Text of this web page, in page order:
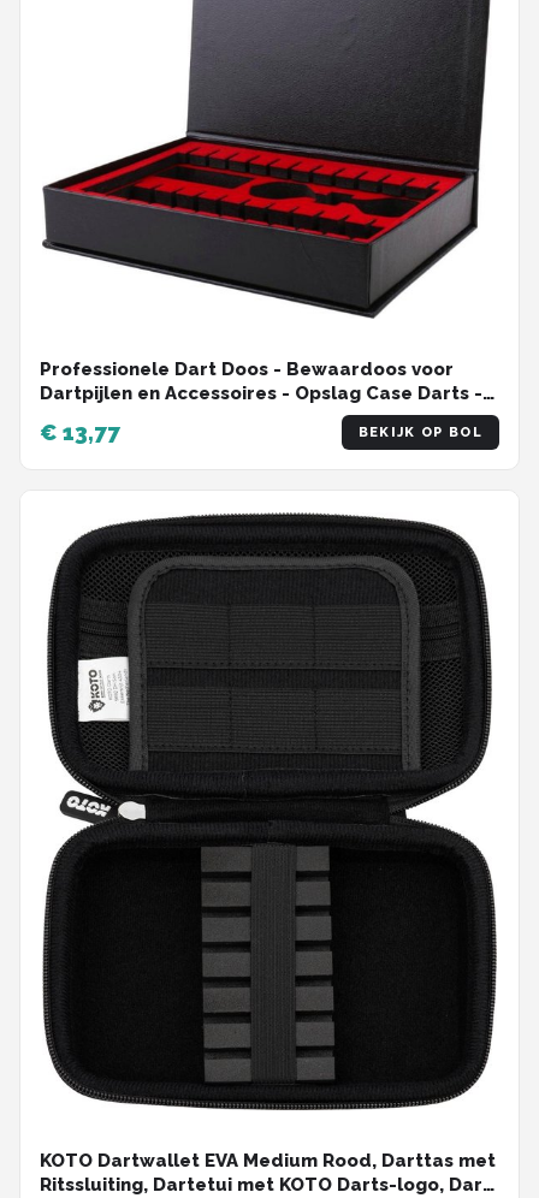
Professionele Dart Doos - Bewaardoos voor
Dartpijlen en Accessoires - Opslag Case Darts -
€ 13,77 BEKIJK OP BOL
KOTO Dartwallet EVA Medium Rood, Darttas met
Ritssluiting, Dartetui met KOTO Darts-logo, Dart